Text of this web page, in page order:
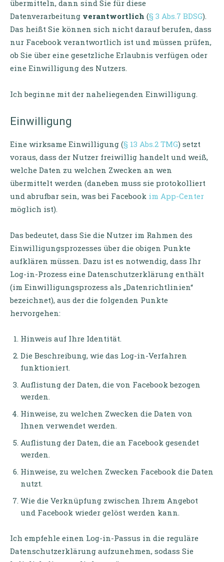
übermitteln, dann sind Sie für diese
Datenverarbeitung verantwortlich (§ 3 Abs.7 BDSG).
Das heißt Sie können sich nicht darauf berufen, dass
nur Facebook verantwortlich ist und müssen prüfen,
ob Sie über eine gesetzliche Erlaubnis verfügen oder
eine Einwilligung des Nutzers.
Ich beginne mit der naheliegenden Einwilligung.
Einwilligung
Eine wirksame Einwilligung (§ 13 Abs.2 TMG) setzt
voraus, dass der Nutzer freiwillig handelt und weiß,
welche Daten zu welchen Zwecken an wen
übermittelt werden (daneben muss sie protokolliert
und abrufbar sein, was bei Facebook im App-Center
möglich ist).
Das bedeutet, dass Sie die Nutzer im Rahmen des
Einwilligungsprozesses über die obigen Punkte
aufklären müssen. Dazu ist es notwendig, dass Ihr
Log-in-Prozess eine Datenschutzerklärung enthält
(im Einwilligungsprozess als „Datenrichtlinien“
bezeichnet), aus der die folgenden Punkte
hervorgehen:
Hinweis auf Ihre Identität.
Die Beschreibung, wie das Log-in-Verfahren
funktioniert.
Auflistung der Daten, die von Facebook bezogen
werden.
Hinweise, zu welchen Zwecken die Daten von
Ihnen verwendet werden.
Auflistung der Daten, die an Facebook gesendet
werden.
Hinweise, zu welchen Zwecken Facebook die Daten
nutzt.
Wie die Verknüpfung zwischen Ihrem Angebot
und Facebook wieder gelöst werden kann.
Ich empfehle einen Log-in-Passus in die reguläre
Datenschutzerklärung aufzunehmen, sodass Sie